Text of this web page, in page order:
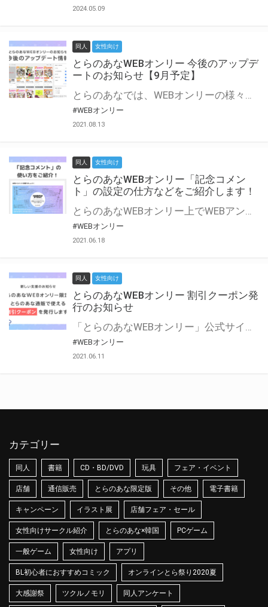
2024.05.09
同人 女性向け
とらのあなWEBオンリー 今後のアップデ
ートのお知らせ【9月予定】
とらのあなでは、WEBオンリーの様々な支援を実施しています。 今回は2021年9月に実装を予定しているアップデート情報についてご紹介いたします。 とらのあなWEBオンリーサイトはこちら
#WEBオンリー
2021.08.13
同人 女性向け
とらのあなWEBオンリー「記念コメン
ト」の設定の仕方などをご紹介します！
とらのあなWEBオンリー上でWEBアンソロジーが作成できる「記念コメント」について、その使い方や作成手順を解説します！ 支援タイプを「サークル参加型」「サークル参加型・マルシェ(イベント会場)機能付き」でお申し込みいただいている主催者様はぜひご活用ください♪ とらのあなWEBオンリーサイトはこちら
#WEBオンリー
2021.06.18
同人 女性向け
とらのあなWEBオンリー 割引クーポン発
行のお知らせ
「とらのあなWEBオンリー」公式サイトでとらのあな通販の「割引クーポン」を配布中！ イベントごとに開催当日限定で使える割引クーポンのシリアルコードを発行します。 とらのあなWEBオンリーのページをチェックして、イベント当日にお得にお買い物を楽しみましょう♪ ※本キャンペーンは予告なく終了する場合がございます。 とらのあなWEBオンリーサイトはこちら
#WEBオンリー
2021.06.11
カテゴリー
同人 書籍 CD・BD/DVD 玩具 フェア・イベント
店舗 通信販売 とらのあな限定版 その他 電子書籍
キャンペーン イラスト展 店舗フェア・セール
女性向けサークル紹介 とらのあな×韓国 PCゲーム
一般ゲーム 女性向け アプリ
BL初心者におすすめコミック オンラインとら祭り2020夏
大感謝祭 ツクルノモリ 同人アンケート